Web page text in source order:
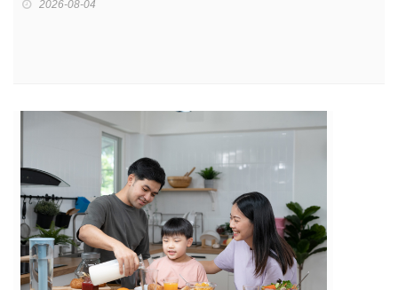
2026-08-04